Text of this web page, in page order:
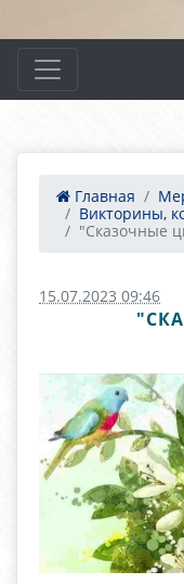
Главная
Викторины,
"Сказочные
15.07.2023 09:46